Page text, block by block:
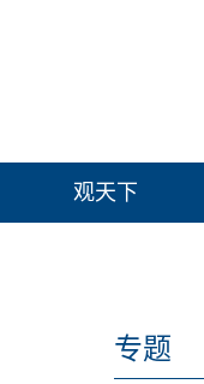
观天下
专题